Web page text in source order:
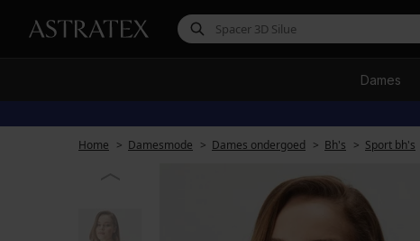
Dames
Home
Damesmode Dames ondergoed Bh's Sport bh's